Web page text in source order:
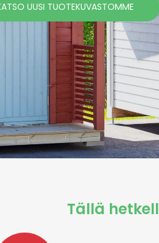
UUSI TUOTEKUVASTOMME
Tällä